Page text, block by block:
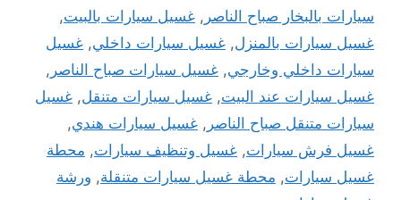
سيارات بالبخار صباح الناصر , غسيل سيارات بالبيت,
غسيل سيارات بالمنزل, غسيل سيارات داخلي, غسيل
سيارات داخلي وخارجي, غسيل سيارات صباح الناصر ,
غسيل سيارات عند البيت, غسيل سيارات متنقل, غسيل
سيارات متنقل صباح الناصر , غسيل سيارات هندي,
غسيل فرش سيارات, غسيل وتنظيف سيارات, محطة
غسيل سيارات, محطة غسيل سيارات متنقلة, ورشة